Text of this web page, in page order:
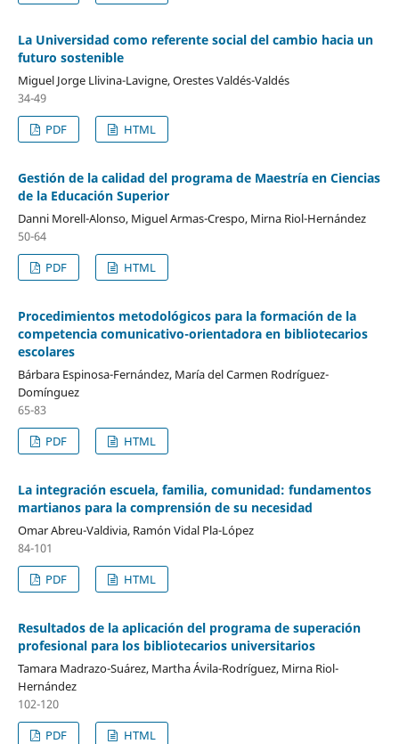
La Universidad como referente social del cambio hacia un
futuro sostenible
Miguel Jorge Llivina-Lavigne, Orestes Valdés-Valdés
34-49
PDF
HTML
Gestión de la calidad del programa de Maestría en Ciencias
de la Educación Superior
Danni Morell-Alonso, Miguel Armas-Crespo, Mirna Riol-Hernández
50-64
PDF
HTML
Procedimientos metodológicos para la formación de la
competencia comunicativo-orientadora en bibliotecarios
escolares
Bárbara Espinosa-Fernández, María del Carmen Rodríguez-
Domínguez
65-83
PDF
HTML
La integración escuela, familia, comunidad: fundamentos
martianos para la comprensión de su necesidad
Omar Abreu-Valdivia, Ramón Vidal Pla-López
84-101
PDF
HTML
Resultados de la aplicación del programa de superación
profesional para los bibliotecarios universitarios
Tamara Madrazo-Suárez, Martha Ávila-Rodríguez, Mirna Riol-
Hernández
102-120
PDF
HTML